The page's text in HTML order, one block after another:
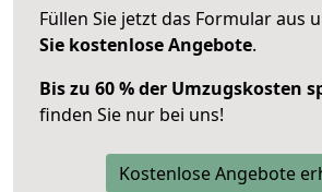
Füllen Sie jetzt das Formular aus
Sie kostenlose Angebote.
Bis zu 60 % der Umzugskosten
finden Sie nur bei uns!
Kostenlose Angebote